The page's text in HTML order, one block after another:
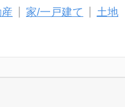
家/一戸建て 土地